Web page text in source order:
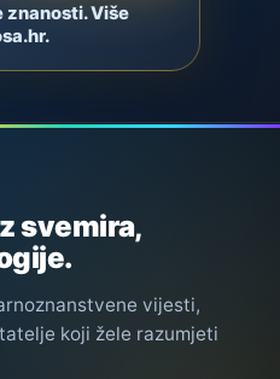
znanosti. Više
svemira,
vijesti,
koji žele razumjeti